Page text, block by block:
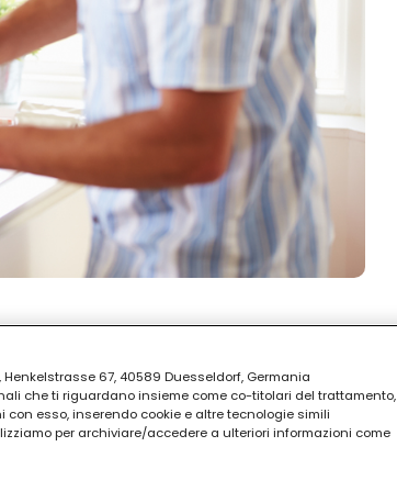
Henkelstrasse 67, 40589 Duesseldorf, Germania
che ti riguardano insieme come co-titolari del trattamento,
esso, inserendo cookie e altre tecnologie simili
per archiviare/accedere a ulteriori informazioni come